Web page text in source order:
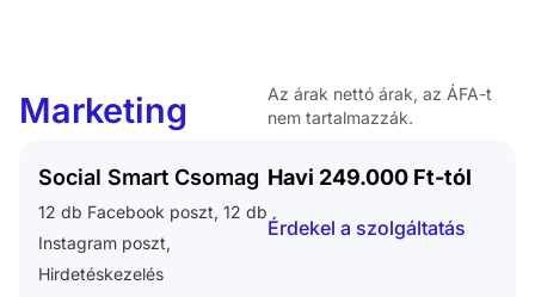
Marketing
Az árak nettó árak, az ÁFA-t
nem tartalmazzák.
Social Smart Csomag
12 db Facebook poszt, 12 db
Instagram poszt,
Hirdetéskezelés
Havi 249.000 Ft-tól
Érdekel a szolgáltatás